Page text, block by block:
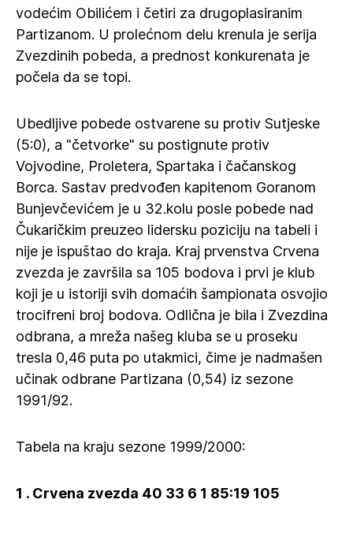
vodećim Obilićem i četiri za drugoplasiranim
Partizanom. U prolećnom delu krenula je serija
Zvezdinih pobeda, a prednost konkurenata je
počela da se topi.
Ubedljive pobede ostvarene su protiv Sutjeske
(5:0), a "četvorke" su postignute protiv
Vojvodine, Proletera, Spartaka i čačanskog
Borca. Sastav predvođen kapitenom Goranom
Bunjevčevićem je u 32.kolu posle pobede nad
Čukaričkim preuzeo lidersku poziciju na tabeli i
nije je ispuštao do kraja. Kraj prvenstva Crvena
zvezda je završila sa 105 bodova i prvi je klub
koji je u istoriji svih domaćih šampionata osvojio
trocifreni broj bodova. Odlična je bila i Zvezdina
odbrana, a mreža našeg kluba se u proseku
tresla 0,46 puta po utakmici, čime je nadmašen
učinak odbrane Partizana (0,54) iz sezone
1991/92.
Tabela na kraju sezone 1999/2000:
1 . Crvena zvezda 40 33 6 1 85:19 105